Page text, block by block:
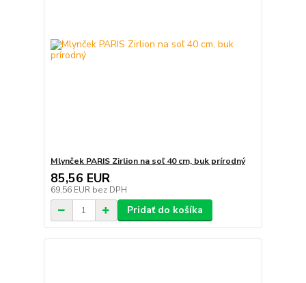
Mlynček PARIS Zirlion na soľ 40 cm, buk prírodný
85,56 EUR
69,56 EUR bez DPH
Pridať do košíka